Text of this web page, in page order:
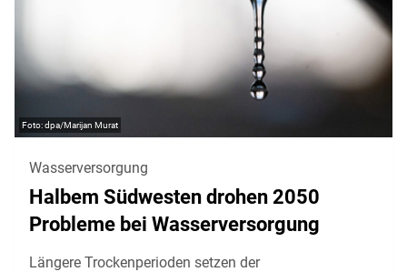
dpa/Marijan Murat
Wasserversorgung
Halbem Südwesten drohen 2050
Probleme bei Wasserversorgung
Längere Trockenperioden setzen der